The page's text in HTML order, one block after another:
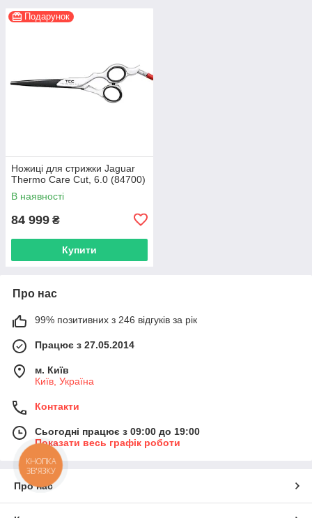
Подарунок
Ножиці для стрижки Jaguar
Thermo Care Cut, 6.0 (84700)
В наявності
84 999 ₴
Купити
Про нас
99% позитивних з 246 відгуків за рік
Працює з 27.05.2014
м. Київ
Київ, Україна
Контакти
Сьогодні працює з 09:00 до 19:00
Показати весь графік роботи
Про нас
КНОПКА
ЗВ'ЯЗКУ